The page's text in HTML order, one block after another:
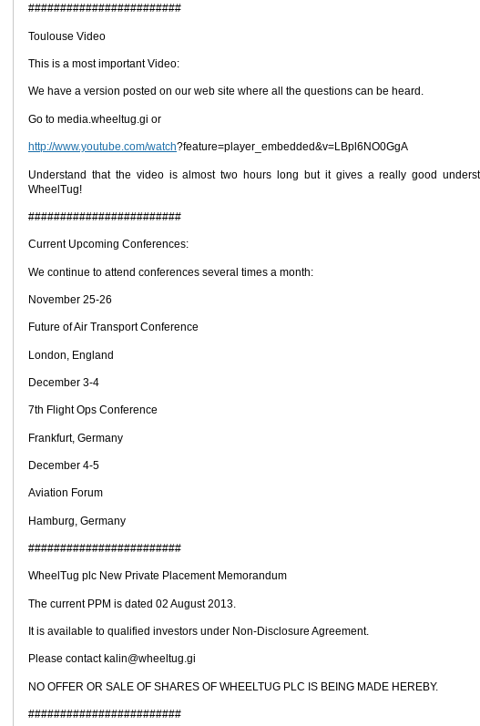
########################
Toulouse Video
This is a most important Video:
We have a version posted on our web site where all the questions can be heard.
Go to media.wheeltug.gi or
http://www.youtube.com/watch?feature=player_embedded&v=LBpl6NO0GgA
Understand that the video is almost two hours long but it gives a really good
WheelTug!
########################
Current Upcoming Conferences:
We continue to attend conferences several times a month:
November 25-26
Future of Air Transport Conference
London, England
December 3-4
7th Flight Ops Conference
Frankfurt, Germany
December 4-5
Aviation Forum
Hamburg, Germany
########################
WheelTug plc New Private Placement Memorandum
The current PPM is dated 02 August 2013.
It is available to qualified investors under Non-Disclosure Agreement.
Please contact kalin@wheeltug.gi
NO OFFER OR SALE OF SHARES OF WHEELTUG PLC IS BEING MADE HEREBY.
########################